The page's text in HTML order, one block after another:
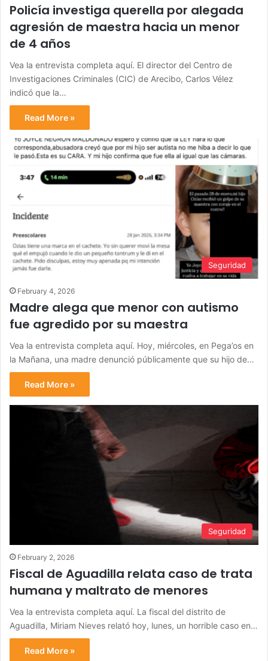
Policía investiga querella por alegada
agresión de maestra hacia un menor
de 4 años
Vea la entrevista completa aquí. El director del Centro de
Investigaciones Criminales (CIC) de Arecibo, Carlos Vélez
indicó que la…
Read More »
Seguridad
February 4, 2026
Madre alega que menor con autismo
fue agredido por su maestra
Vea la entrevista completa aquí. Hoy, miércoles, en Pega’os en
la Mañana, una madre denunció públicamente que su hijo de…
Read More »
Seguridad
February 2, 2026
Fiscal de Aguadilla relata caso de trata
humana y maltrato de menores
Vea la entrevista completa aquí. La fiscal del distrito de
Aguadilla, Miriam Nieves relató hoy, lunes, un horrible caso en…
Read More »